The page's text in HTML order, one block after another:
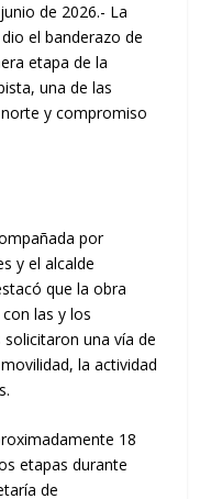
de 2026.- La
el banderazo de
etapa de la
una de las
y compromiso
por
y el alcalde
que la obra
las y los
una vía de
la actividad
18
etapas durante
de